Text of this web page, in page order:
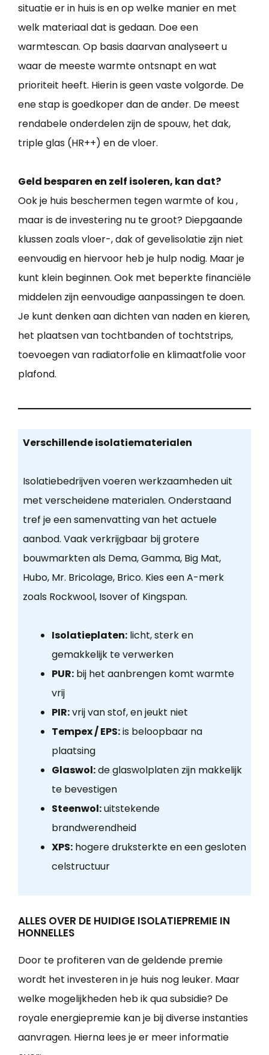
situatie er in huis is en op welke manier en met
welk materiaal dat is gedaan. Doe een
warmtescan. Op basis daarvan analyseert u
waar de meeste warmte ontsnapt en wat
prioriteit heeft. Hierin is geen vaste volgorde. De
ene stap is goedkoper dan de ander. De meest
rendabele onderdelen zijn de spouw, het dak,
triple glas (HR++) en de vloer.
Geld besparen en zelf isoleren, kan dat?
Ook je huis beschermen tegen warmte of kou ,
maar is de investering nu te groot? Diepgaande
klussen zoals vloer-, dak of gevelisolatie zijn niet
eenvoudig en hiervoor heb je hulp nodig. Maar je
kunt klein beginnen. Ook met beperkte financiële
middelen zijn eenvoudige aanpassingen te doen.
Je kunt denken aan dichten van naden en kieren,
het plaatsen van tochtbanden of tochtstrips,
toevoegen van radiatorfolie en klimaatfolie voor
plafond.
Verschillende isolatiematerialen
Isolatiebedrijven voeren werkzaamheden uit
met verscheidene materialen. Onderstaand
tref je een samenvatting van het actuele
aanbod. Vaak verkrijgbaar bij grotere
bouwmarkten als Dema, Gamma, Big Mat,
Hubo, Mr. Bricolage, Brico. Kies een A-merk
zoals Rockwool, Isover of Kingspan.
Isolatieplaten:licht, sterk en
gemakkelijk te verwerken
PUR:bij het aanbrengen komt warmte
vrij
PIR:vrij van stof, en jeukt niet
Tempex / EPS:is beloopbaar na
plaatsing
Glaswol:de glaswolplaten zijn makkelijk
te bevestigen
Steenwol:uitstekende
brandwerendheid
XPS:hogere druksterkte en een gesloten
celstructuur
ALLES OVER DE HUIDIGE ISOLATIEPREMIE IN
HONNELLES
Door te profiteren van de geldende premie
wordt het investeren in je huis nog leuker. Maar
welke mogelijkheden heb ik qua subsidie? De
royale energiepremie kan je bij diverse instanties
aanvragen. Hierna lees je er meer informatie